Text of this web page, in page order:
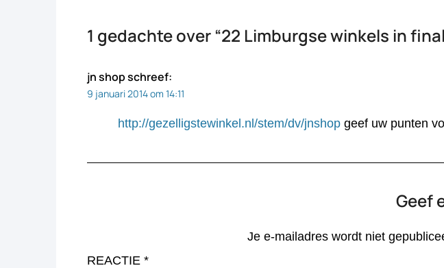
1 gedachte over “22 Limburgse winkels in
jn shopschreef:
9 januari 2014 om 14:11
http://gezelligstewinkel.nl/stem/dv/jnshop geef uw punten
Geef
Je e-mailadres wordt niet
REACTIE *